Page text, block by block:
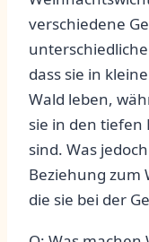
verschiedene
dass sie‍ in
Wald leben,
sie in den tiefen
sind. Was
Beziehung zum
⁤die sie bei⁣ der